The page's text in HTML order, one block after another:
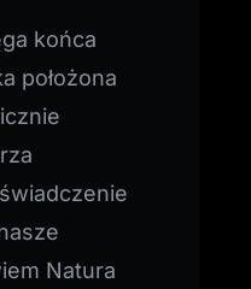
końca
położona
Natura